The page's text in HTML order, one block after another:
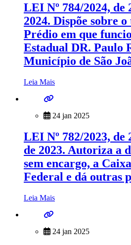
LEI Nº 784/2024, de
2024. Dispõe sobre
Prédio em que
Estadual DR. Paulo
Município de São
Leia Mais
24 jan 2025
LEI Nº 782/2023, de
de 2023. Autoriza a
sem encargo, a
Federal e dá outras
Leia Mais
24 jan 2025